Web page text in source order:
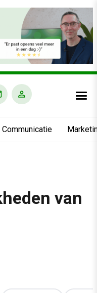
Communicatie
TV
van